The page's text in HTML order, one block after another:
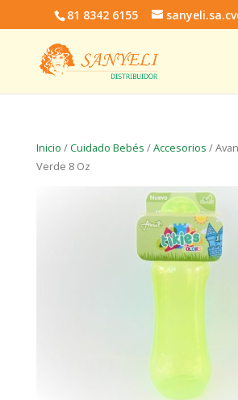
81 8342 6155
Inicio /Cuidado Bebés /Accesorios /
Verde 8 Oz